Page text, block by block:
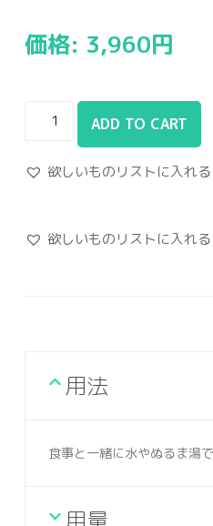
価格: 3,960円
ADD TO CART
欲しいものリストに入れる
欲しいものリストに入れる
用法
食事と一緒に水やぬるま湯